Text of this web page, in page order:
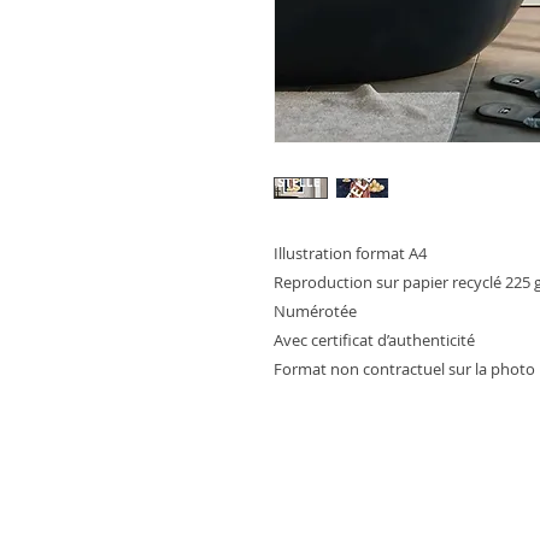
Illustration format A4
Reproduction sur papier recyclé 225
Numérotée
Avec certificat d’authenticité
Format non contractuel sur la photo